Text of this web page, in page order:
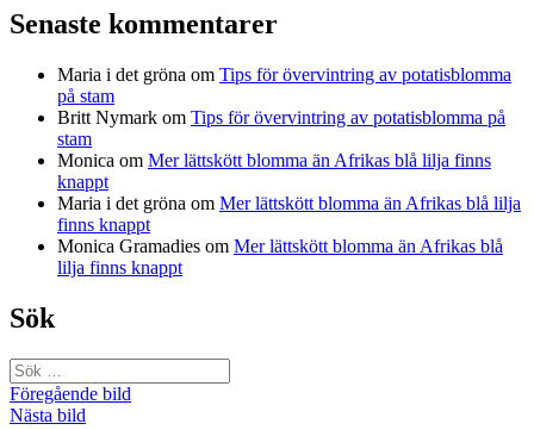
Senaste kommentarer
Maria i det gröna om Tips för övervintring av potatisblomma
på stam
Britt Nymark om Tips för övervintring av potatisblomma på
stam
Monica om Mer lättskött blomma än Afrikas blå lilja finns
knappt
Maria i det gröna om Mer lättskött blomma än Afrikas blå lilja
finns knappt
Monica Gramadies om Mer lättskött blomma än Afrikas blå
lilja finns knappt
Sök
Sök
efter:
Föregående bild
Nästa bild